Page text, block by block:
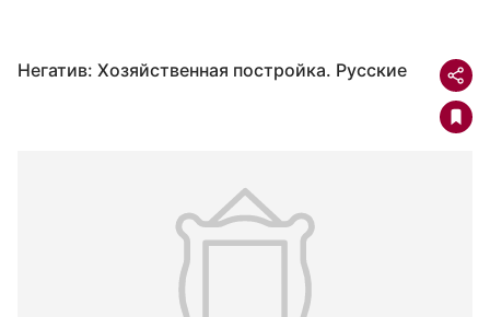
Негатив: Хозяйственная постройка. Русские